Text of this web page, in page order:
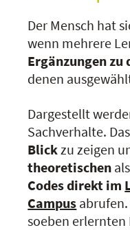
Der Mensch hat
wenn mehrere
Ergänzungen
denen
Dargestellt
Sachverhalte.
Blickzu zeigen
theoretischen
Codes direkt im
Campus
soeben